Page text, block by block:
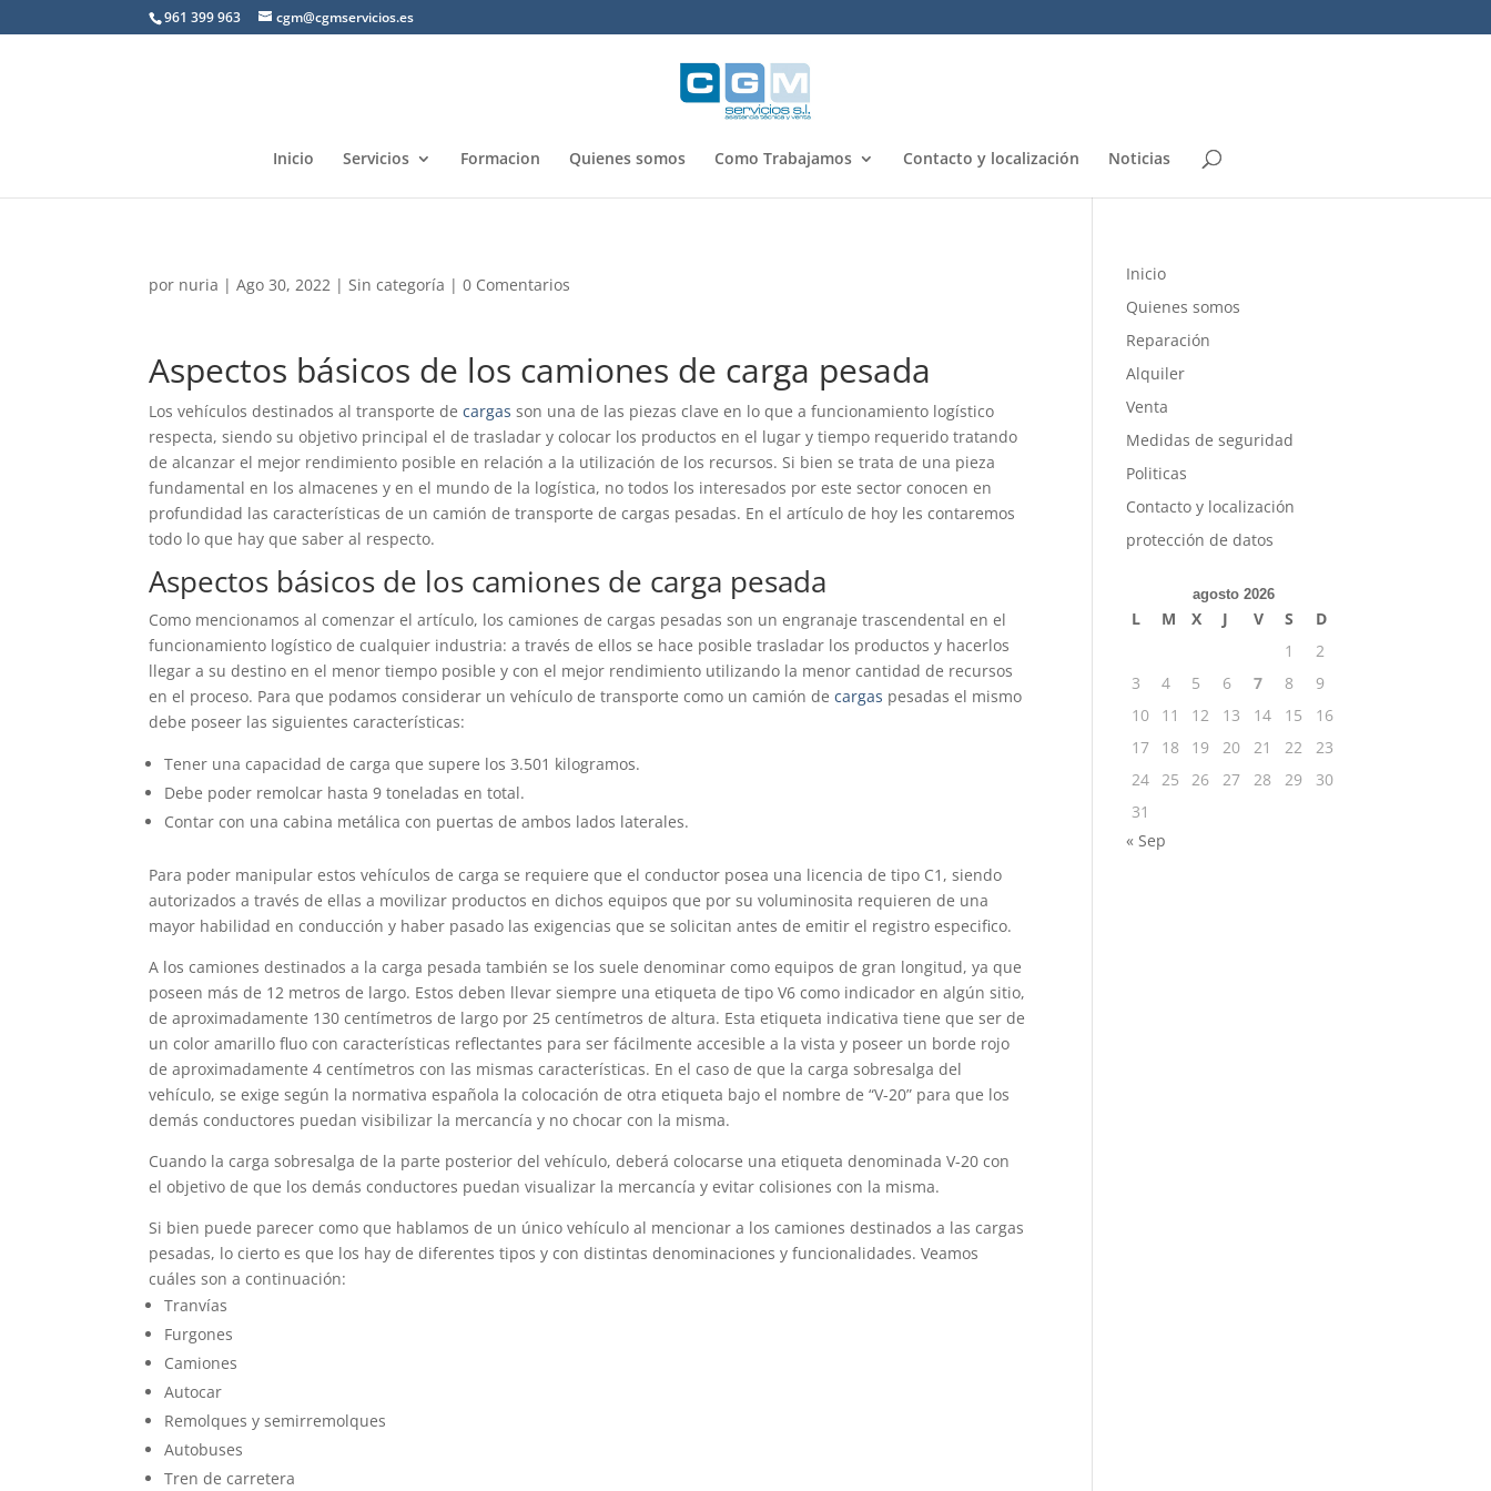
961 399 963 cgm@cgmservicios.es
Inicio Servicios Formacion Quienes somos Como Trabajamos Contacto y localización Noticias
por nuria |Ago 30, 2022 |Sin categoría |0 Comentarios
Aspectos básicos de los camiones de carga pesada
Los vehículos destinados al transporte decargas son una de las piezas clave en lo que a funcionamiento logístico
respecta, siendo su objetivo principal el de trasladar y colocar los productos en el lugar y tiempo requerido tratando
de alcanzar el mejor rendimiento posible en relación a la utilización de los recursos. Si bien se trata de una pieza
fundamental en los almacenes y en el mundo de la logística, no todos los interesados por este sector conocen en
profundidad las características de un camión de transporte de cargas pesadas. En el artículo de hoy les contaremos
todo lo que hay que saber al respecto.
Aspectos básicos de los camiones de carga pesada
Como mencionamos al comenzar el artículo, los camiones de cargas pesadas son un engranaje trascendental en el
funcionamiento logístico de cualquier industria: a través de ellos se hace posible trasladar los productos y hacerlos
llegar a su destino en el menor tiempo posible y con el mejor rendimiento utilizando la menor cantidad de recursos
en el proceso. Para que podamos considerar un vehículo de transporte como un camión decargas pesadas el mismo
debe poseer las siguientes características:
Tener una capacidad de carga que supere los 3.501 kilogramos.
Debe poder remolcar hasta 9 toneladas en total.
Contar con una cabina metálica con puertas de ambos lados laterales.
Para poder manipular estos vehículos de carga se requiere que el conductor posea una licencia de tipo C1, siendo
autorizados a través de ellas a movilizar productos en dichos equipos que por su voluminosita requieren de una
mayor habilidad en conducción y haber pasado las exigencias que se solicitan antes de emitir el registro especifico.
A los camiones destinados a la carga pesada también se los suele denominar como equipos de gran longitud, ya que
poseen más de 12 metros de largo. Estos deben llevar siempre una etiqueta de tipo V6 como indicador en algún sitio,
de aproximadamente 130 centímetros de largo por 25 centímetros de altura. Esta etiqueta indicativa tiene que ser de
un color amarillo fluo con características reflectantes para ser fácilmente accesible a la vista y poseer un borde rojo
de aproximadamente 4 centímetros con las mismas características. En el caso de que la carga sobresalga del
vehículo, se exige según la normativa española la colocación de otra etiqueta bajo el nombre de “V-20” para que los
demás conductores puedan visibilizar la mercancía y no chocar con la misma.
Cuando la carga sobresalga de la parte posterior del vehículo, deberá colocarse una etiqueta denominada V-20 con
el objetivo de que los demás conductores puedan visualizar la mercancía y evitar colisiones con la misma.
Si bien puede parecer como que hablamos de un único vehículo al mencionar a los camiones destinados a las cargas
pesadas, lo cierto es que los hay de diferentes tipos y con distintas denominaciones y funcionalidades. Veamos
cuáles son a continuación:
Tranvías
Furgones
Camiones
Autocar
Remolques y semirremolques
Autobuses
Tren de carretera
Inicio
Quienes somos
Reparación
Alquiler
Venta
Medidas de seguridad
Politicas
Contacto y localización
protección de datos
agosto 2026
L M X J V S
D
1
2
3
4 5 6 7 8
9
10
11 12 13 14 15
16
17
18 19 20 21 22
23
24 25 26 27 28 29
30
31
« Sep